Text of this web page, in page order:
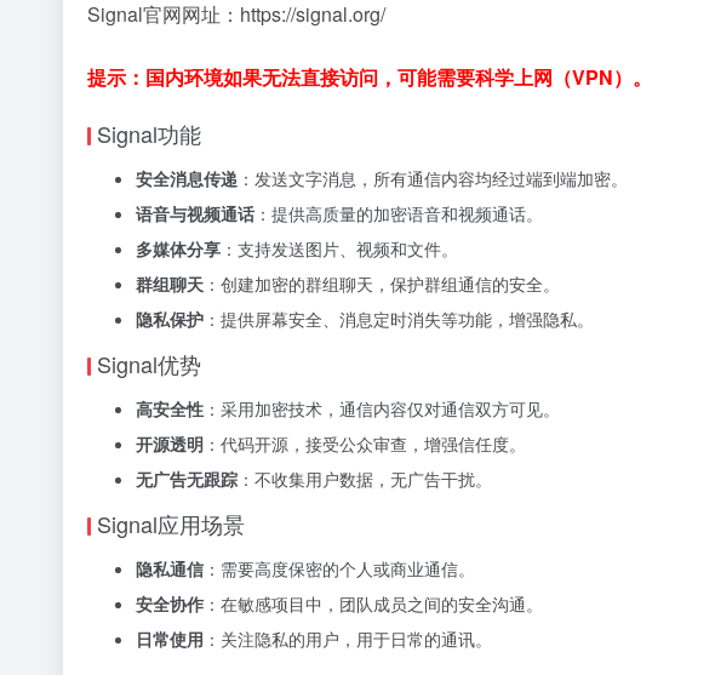
Signal官网网址：https://signal.org/
提示：国内环境如果无法直接访问，可能需要科学上网（VPN）。
Signal功能
安全消息传递 ：发送文字消息，所有通信内容均经过端到端加密。
语音与视频通话 ：提供高质量的加密语音和视频通话。
多媒体分享 ：支持发送图片、视频和文件。
群组聊天 ：创建加密的群组聊天，保护群组通信的安全。
隐私保护 ：提供屏幕安全、消息定时消失等功能，增强隐私。
Signal优势
高安全性 ：采用加密技术，通信内容仅对通信双方可见。
开源透明 ：代码开源，接受公众审查，增强信任度。
无广告无跟踪 ：不收集用户数据，无广告干扰。
Signal应用场景
隐私通信 ：需要高度保密的个人或商业通信。
安全协作 ：在敏感项目中，团队成员之间的安全沟通。
日常使用 ：关注隐私的用户，用于日常的通讯。